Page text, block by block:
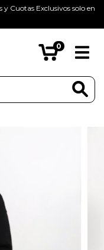
Cuotas Exclusivos solo en
0